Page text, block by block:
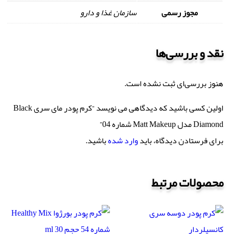
مجوز رسمی
سازمان غذا و دارو
نقد و بررسی‌ها
هنوز بررسی‌ای ثبت نشده است.
اولین کسی باشید که دیدگاهی می نویسد “کرم پودر مای سری Black
Diamond مدل Matt Makeup شماره 04”
برای فرستادن دیدگاه، بایدوارد شدهباشید.
محصولات مرتبط